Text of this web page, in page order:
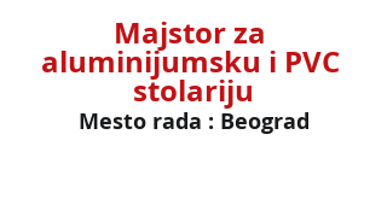
Majstor za
aluminijumsku i PVC
stolariju
Mesto rada : Beograd